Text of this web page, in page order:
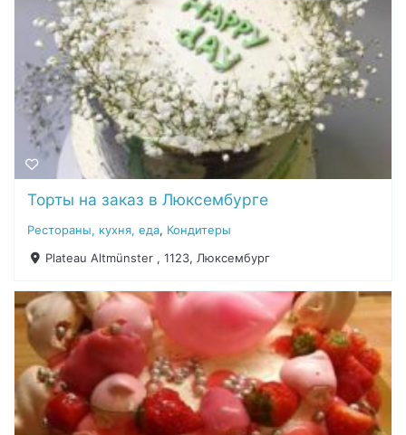
Торты на заказ в Люксембурге
Рестораны, кухня, еда, Кондитеры
Plateau Altmünster , 1123, Люксембург